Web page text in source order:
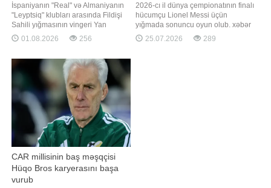
İspaniyanın "Real" və Almaniyanın
"Leyptsiq" klubları arasında Fildişi
Sahili yığmasının vingeri Yan
Diomandenin transferi ilə bağlı
aparılan danışıqlarda yekun razılıq
istinadən xəbər verir ki, Almaniya
klubu Madrid təmsilçisini
01.08.2026 256
2026-cı il dünya çempionatının finalı
hücumçu Lionel Messi üçün
yığmada sonuncu oyun olub. xəbər
verir ki, bu barədə "Boka Xuniors"un
və Argentina milli futbol
25.07.2026 289
CAR millisinin baş məşqçisi
Hüqo Bros karyerasını başa
vurub